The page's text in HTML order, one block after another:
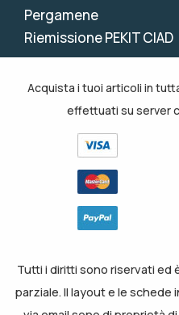
Pergamene
Riemissione PEKIT CIAD
Acquista i tuoi articoli in
effettuati su server
Tutti i diritti sono riservati ed
parziale. Il layout e le